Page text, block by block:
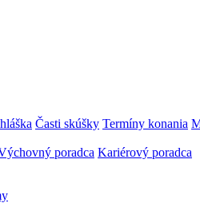
Časti skúšky Termíny konania
poradca Kariérový poradca